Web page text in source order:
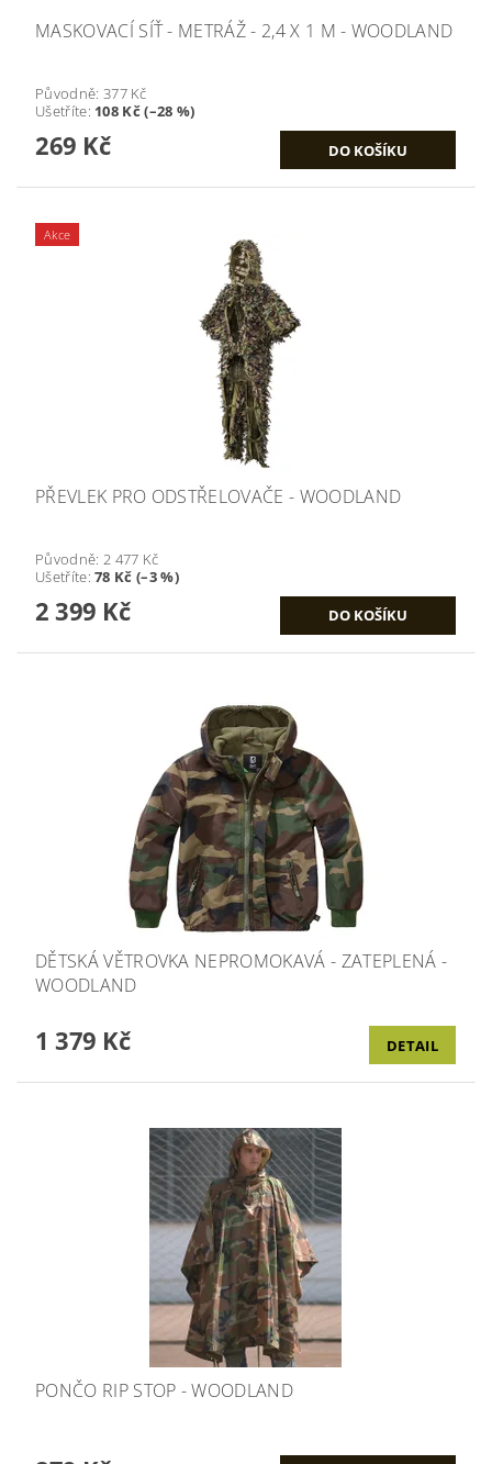
MASKOVACÍ SÍŤ - METRÁŽ - 2,4 X 1 M - WOODLAND
Původně: 377 Kč
Ušetříte: 108 Kč (–28 %)
269 Kč
Akce
PŘEVLEK PRO ODSTŘELOVAČE - WOODLAND
Původně: 2 477 Kč
Ušetříte:78 Kč (–3 %)
2 399 Kč
DĚTSKÁ VĚTROVKA NEPROMOKAVÁ - ZATEPLENÁ -
WOODLAND
1 379 Kč DETAIL
PONČO RIP STOP - WOODLAND